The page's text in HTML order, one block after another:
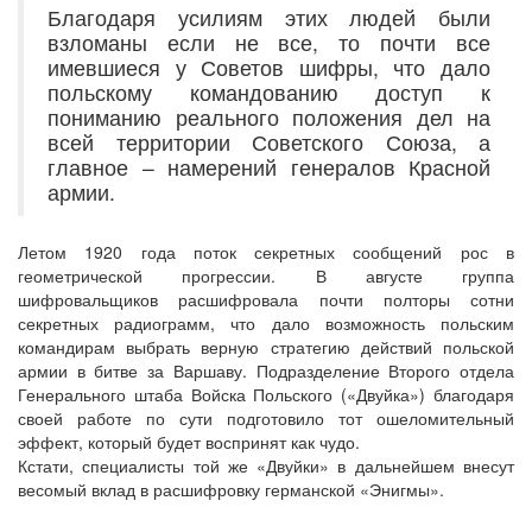
Благодаря усилиям этих людей были
взломаны если не все, то почти все
имевшиеся у Советов шифры, что дало
польскому командованию доступ к
пониманию реального положения дел на
всей территории Советского Союза, а
главное – намерений генералов Красной
армии.
Летом 1920 года поток секретных сообщений рос в
геометрической прогрессии. В августе группа
шифровальщиков расшифровала почти полторы сотни
секретных радиограмм, что дало возможность польским
командирам выбрать верную стратегию действий польской
армии в битве за Варшаву. Подразделение Второго отдела
Генерального штаба Войска Польского («Двуйка») благодаря
своей работе по сути подготовило тот ошеломительный
эффект, который будет воспринят как чудо.
Кстати, специалисты той же «Двуйки» в дальнейшем внесут
весомый вклад в расшифровку германской «Энигмы».